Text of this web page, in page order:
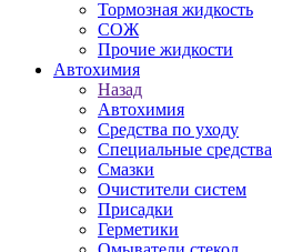
Тормозная жидкость
СОЖ
Прочие жидкости
Автохимия
Назад
Автохимия
Средства по уходу
Специальные средства
Смазки
Очистители систем
Присадки
Герметики